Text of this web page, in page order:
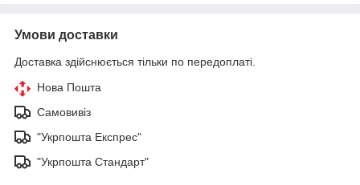
Умови доставки
Доставка здійснюється тільки по передоплаті.
Нова Пошта
Самовивіз
"Укрпошта Експрес"
"Укрпошта Стандарт"